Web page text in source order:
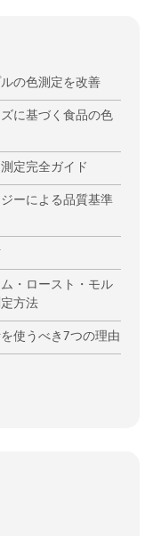
の色測定を改善
に基づく食品の色
定完全ガイド
ーによる品質基準
・ロースト・モル
方法
使うべき7つの理由
Twitter)